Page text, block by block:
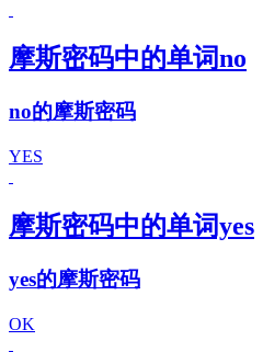
摩斯密码中的单词no
no的摩斯密码
YES
摩斯密码中的单词yes
yes的摩斯密码
OK